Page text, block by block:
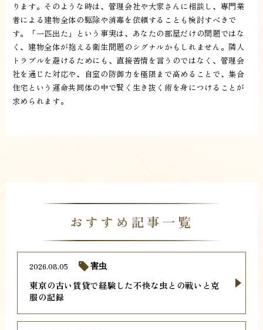
ります。そのような時は、管理会社や大家さんに相談し、専門業
者による建物全体の駆除や消毒を依頼することも検討すべきで
す。「一匹出た」という事実は、あなたの部屋だけの問題ではな
く、建物全体が抱える衛生問題のシグナルかもしれません。隣人
トラブルを避けるためにも、直接苦情を言うのではなく、管理会
社を通じた対応や、自室の防御力を極限まで高めることで、集合
住宅という運命共同体の中で賢く生き抜く術を身につけることが
求められます。
おすすめ記事一覧
東京の古い賃貸で経験した不快な虫との戦いと克
服の記録
2026.08.05 害虫